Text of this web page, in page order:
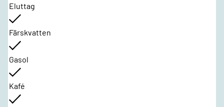
Eluttag
Färskvatten
Gasol
Kafé